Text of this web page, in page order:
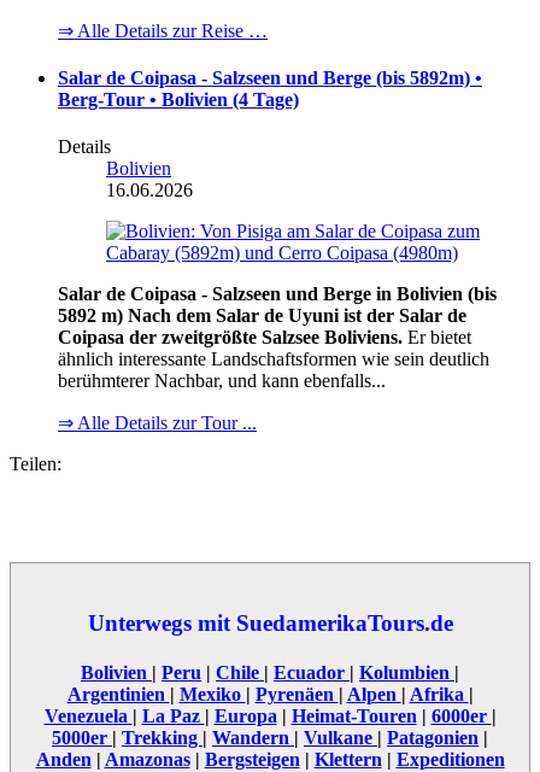
⇒ Alle Details zur Reise …
Salar de Coipasa - Salzseen und Berge (bis 5892m) •
Berg-Tour • Bolivien (4 Tage)
Details
Bolivien
16.06.2026
Salar de Coipasa - Salzseen und Berge in Bolivien (bis
5892 m) Nach dem Salar de Uyuni ist der Salar de
Coipasa der zweitgrößte Salzsee Boliviens. Er bietet
ähnlich interessante Landschaftsformen wie sein deutlich
berühmterer Nachbar, und kann ebenfalls...
⇒ Alle Details zur Tour ...
Teilen:
Unterwegs mit SuedamerikaTours.de
Bolivien | Peru | Chile | Ecuador | Kolumbien |
Argentinien | Mexiko | Pyrenäen | Alpen | Afrika |
Venezuela | La Paz | Europa | Heimat-Touren | 6000er |
5000er | Trekking | Wandern | Vulkane | Patagonien |
Anden | Amazonas| Bergsteigen | Klettern | Expeditionen